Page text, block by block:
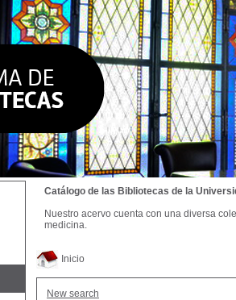
Inicio
New search
Catálogo de las Bibliotecas de la
Nuestro acervo cuenta con una diversa
medicina.